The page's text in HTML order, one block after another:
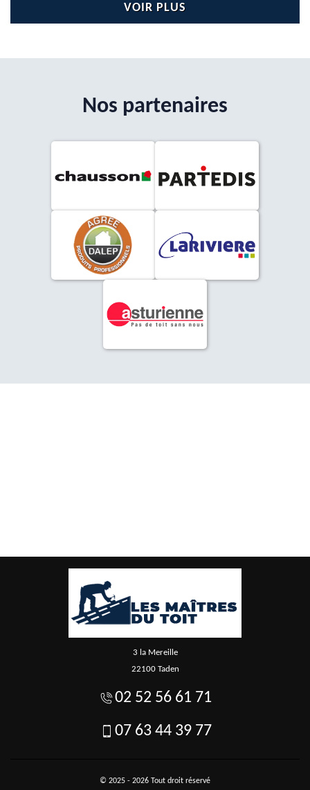
VOIR PLUS
Nos partenaires
3 la Mereille
22100 Taden
02 52 56 61 71
07 63 44 39 77
© 2025 - 2026 Tout droit réservé